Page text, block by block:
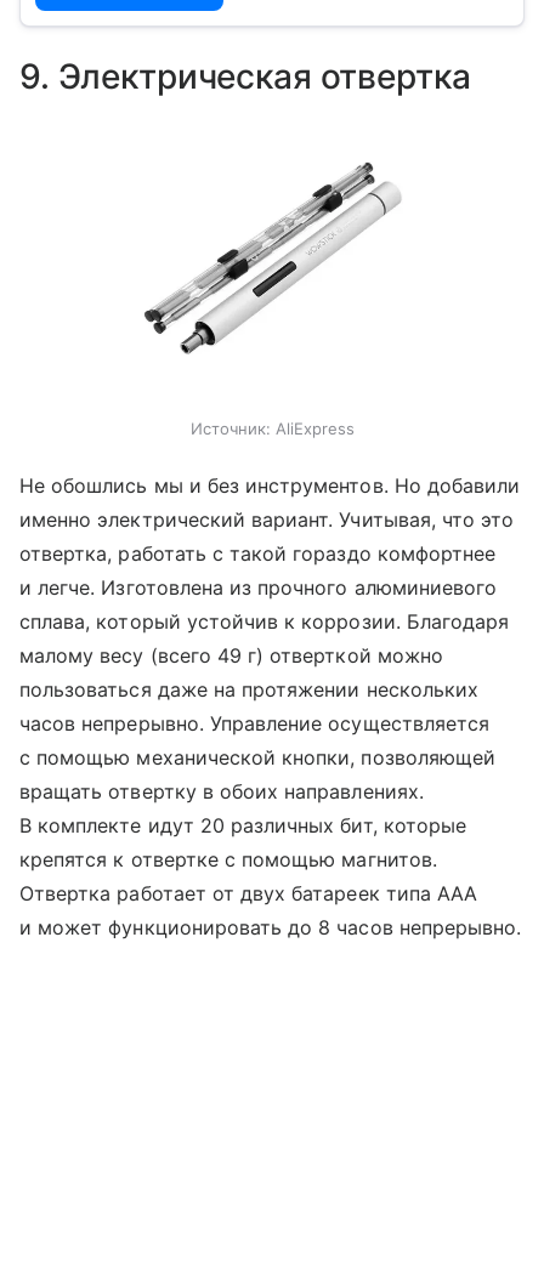
9. Электрическая отвертка
Источник: AliExpress
Не обошлись мы и без инструментов. Но добавили
именно электрический вариант. Учитывая, что это
отвертка, работать с такой гораздо комфортнее
и легче. Изготовлена из прочного алюминиевого
сплава, который устойчив к коррозии. Благодаря
малому весу (всего 49 г) отверткой можно
пользоваться даже на протяжении нескольких
часов непрерывно. Управление осуществляется
с помощью механической кнопки, позволяющей
вращать отвертку в обоих направлениях.
В комплекте идут 20 различных бит, которые
крепятся к отвертке с помощью магнитов.
Отвертка работает от двух батареек типа AAA
и может функционировать до 8 часов непрерывно.